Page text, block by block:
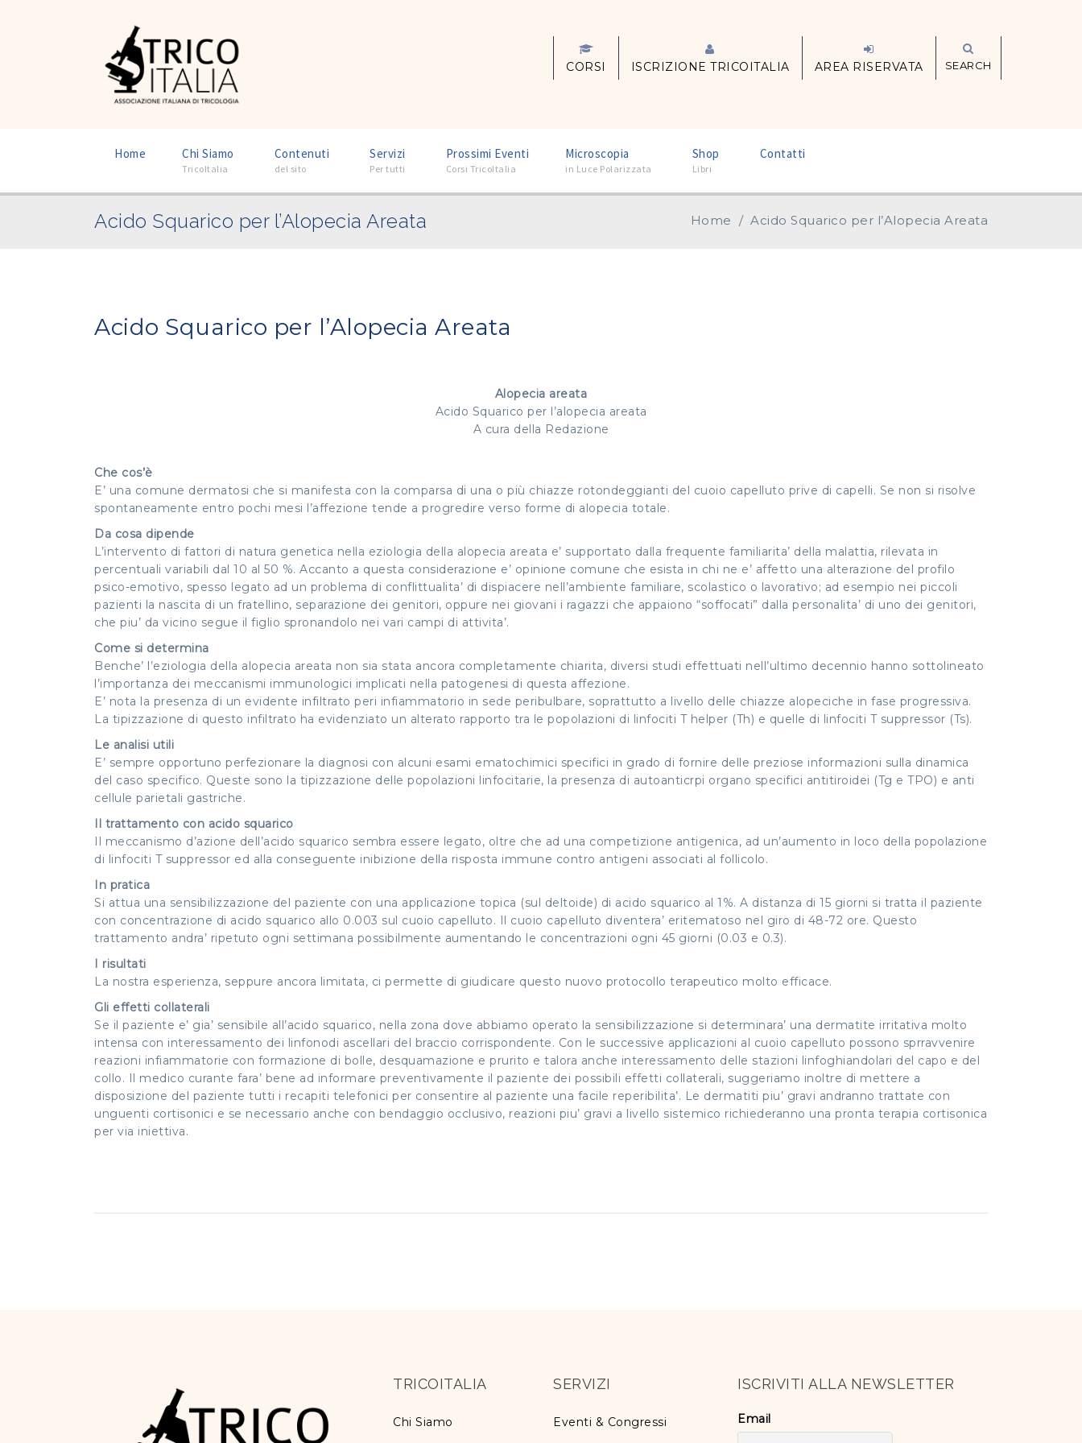
CORSI ISCRIZIONE TRICOITALIA AREA RISERVATA SEARCH
Home Chi Siamo
TricoItalia
Contenuti
del sito
Servizi
Per tutti
Prossimi Eventi
Corsi TricoItalia
Microscopia
in Luce Polarizzata
Shop
Libri
Contatti
Acido Squarico per l’Alopecia Areata Home / Acido Squarico per l’Alopecia Areata
Acido Squarico per l’Alopecia Areata
Alopecia areata
Acido Squarico per l’alopecia areata
A cura della Redazione
Che cos’è
E’ una comune dermatosi che si manifesta con la comparsa di una o più chiazze rotondeggianti del cuoio capelluto prive di capelli. Se non si risolve
spontaneamente entro pochi mesi l’affezione tende a progredire verso forme di alopecia totale.
Da cosa dipende
L’intervento di fattori di natura genetica nella eziologia della alopecia areata e’ supportato dalla frequente familiarita’ della malattia, rilevata in
percentuali variabili dal 10 al 50 %. Accanto a questa considerazione e’ opinione comune che esista in chi ne e’ affetto una alterazione del profilo
psico-emotivo, spesso legato ad un problema di conflittualita’ di dispiacere nell’ambiente familiare, scolastico o lavorativo; ad esempio nei piccoli
pazienti la nascita di un fratellino, separazione dei genitori, oppure nei giovani i ragazzi che appaiono “soffocati” dalla personalita’ di uno dei genitori,
che piu’ da vicino segue il figlio spronandolo nei vari campi di attivita’.
Come si determina
Benche’ l’eziologia della alopecia areata non sia stata ancora completamente chiarita, diversi studi effettuati nell’ultimo decennio hanno sottolineato
l’importanza dei meccanismi immunologici implicati nella patogenesi di questa affezione.
E’ nota la presenza di un evidente infiltrato peri infiammatorio in sede peribulbare, soprattutto a livello delle chiazze alopeciche in fase progressiva.
La tipizzazione di questo infiltrato ha evidenziato un alterato rapporto tra le popolazioni di linfociti T helper (Th) e quelle di linfociti T suppressor (Ts).
Le analisi utili
E’ sempre opportuno perfezionare la diagnosi con alcuni esami ematochimici specifici in grado di fornire delle preziose informazioni sulla dinamica
del caso specifico. Queste sono la tipizzazione delle popolazioni linfocitarie, la presenza di autoanticrpi organo specifici antitiroidei (Tg e TPO) e anti
cellule parietali gastriche.
Il trattamento con acido squarico
Il meccanismo d’azione dell’acido squarico sembra essere legato, oltre che ad una competizione antigenica, ad un’aumento in loco della popolazione
di linfociti T suppressor ed alla conseguente inibizione della risposta immune contro antigeni associati al follicolo.
In pratica
Si attua una sensibilizzazione del paziente con una applicazione topica (sul deltoide) di acido squarico al 1%. A distanza di 15 giorni si tratta il paziente
con concentrazione di acido squarico allo 0.003 sul cuoio capelluto. Il cuoio capelluto diventera’ eritematoso nel giro di 48-72 ore. Questo
trattamento andra’ ripetuto ogni settimana possibilmente aumentando le concentrazioni ogni 45 giorni (0.03 e 0.3).
I risultati
La nostra esperienza, seppure ancora limitata, ci permette di giudicare questo nuovo protocollo terapeutico molto efficace.
Gli effetti collaterali
Se il paziente e’ gia’ sensibile all’acido squarico, nella zona dove abbiamo operato la sensibilizzazione si determinara’ una dermatite irritativa molto
intensa con interessamento dei linfonodi ascellari del braccio corrispondente. Con le successive applicazioni al cuoio capelluto possono sprravvenire
reazioni infiammatorie con formazione di bolle, desquamazione e prurito e talora anche interessamento delle stazioni linfoghiandolari del capo e del
collo. Il medico curante fara’ bene ad informare preventivamente il paziente dei possibili effetti collaterali, suggeriamo inoltre di mettere a
disposizione del paziente tutti i recapiti telefonici per consentire al paziente una facile reperibilita’. Le dermatiti piu’ gravi andranno trattate con
unguenti cortisonici e se necessario anche con bendaggio occlusivo, reazioni piu’ gravi a livello sistemico richiederanno una pronta terapia cortisonica
per via iniettiva.
TRICOITALIA
Chi Siamo
SERVIZI
Eventi & Congressi
ISCRIVITI ALLA NEWSLETTER
Email